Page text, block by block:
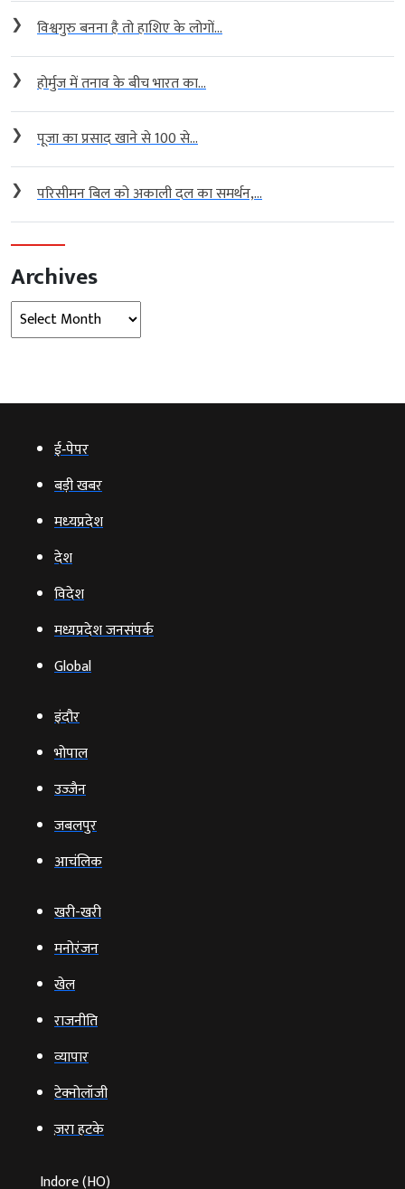
❯ विश्वगुरु बनना है तो हाशिए के लोगों...
❯ होर्मुज में तनाव के बीच भारत का...
❯ पूजा का प्रसाद खाने से 100 से...
❯ परिसीमन बिल को अकाली दल का समर्थन,...
Archives
Archives
ई‑पेपर
बड़ी खबर
मध्‍यप्रदेश
देश
विदेश
मध्यप्रदेश जनसंपर्क
Global
इंदौर
भोपाल
उज्‍जैन
जबलपुर
आचंलिक
खरी-खरी
मनोरंजन
खेल
राजनीति
व्‍यापार
टेक्‍नोलॉजी
ज़रा हटके
Indore (HO)